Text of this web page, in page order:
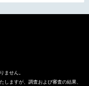
ません。
ますが、調査および審査の結果、